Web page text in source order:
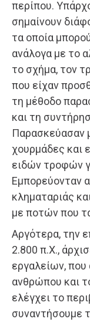
περίπου.
σημαίνουν
τα οποία
ανάλογα με το
το σχήμα, τον
που είχαν
τη μέθοδο
και τη
Παρασκεύασαν
χουρμάδες και
ειδών τροφών
Εμπορεύονταν
κληματαριάς
με ποτών που
Αργότερα, την
2.800 π.Χ.,
εργαλείων,
ανθρώπου και
ελέγχει το
συναντήσουμε